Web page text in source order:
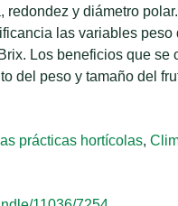
redondez y diámetro
las variables peso
Los beneficios que se
del peso y tamaño del
prácticas hortícolas,